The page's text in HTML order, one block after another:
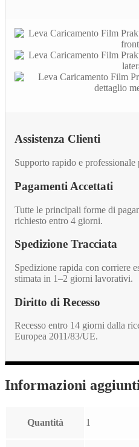
Assistenza Clienti
Supporto rapido e professionale
Pagamenti Accettati
Tutte le principali forme di
richiesto entro 4 giorni.
Spedizione Tracciata
Spedizione rapida con corriere
stimata in 1–2 giorni lavorativi.
Diritto di Recesso
Recesso entro 14 giorni dalla
Europea 2011/83/UE.
Informazioni
Quantità 1